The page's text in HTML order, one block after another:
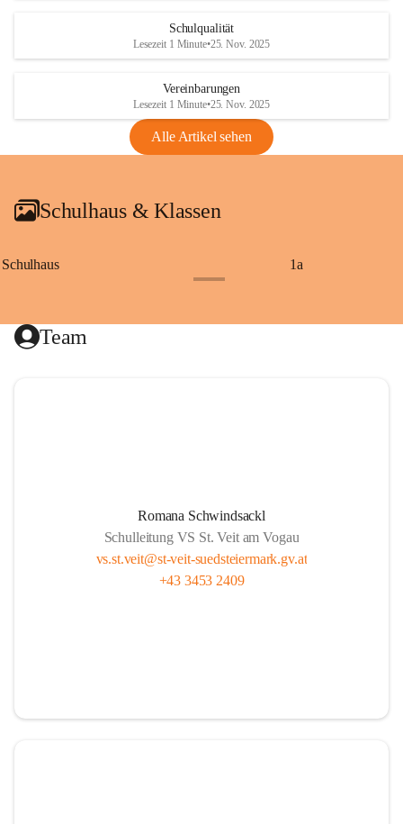
Schulqualität
Lesezeit 1 Minute•25. Nov. 2025
Vereinbarungen
Lesezeit 1 Minute•25. Nov. 2025
Alle Artikel sehen
Schulhaus & Klassen
Schulhaus 1a
Team
Romana Schwindsackl
Schulleitung VS St. Veit am Vogau
vs.st.veit@st-veit-suedsteiermark.gv.at
+43 3453 2409